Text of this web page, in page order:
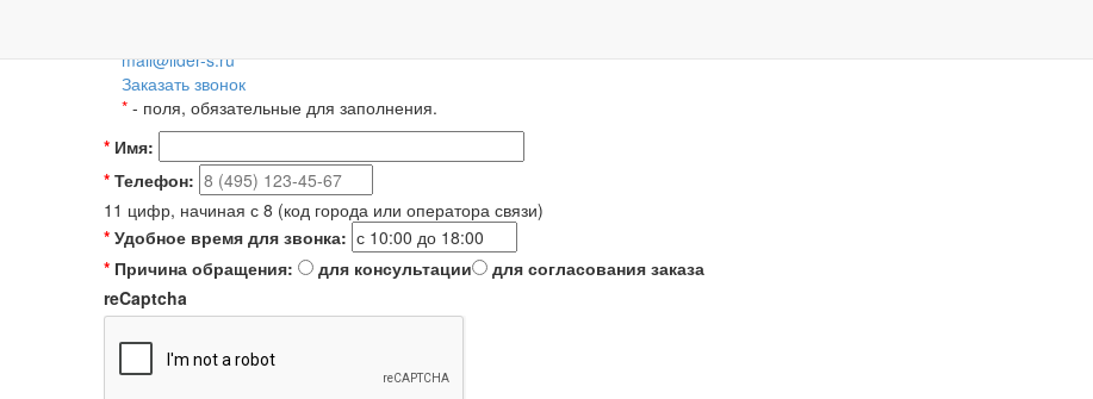
mail@lider-s.ru
Заказать звонок
* - поля, обязательные для заполнения.
* Имя:
* Телефон:
11 цифр, начиная с 8 (код города или оператора связи)
* Удобное время для звонка:
* Причина обращения: для консультации
для согласования заказа
reCaptcha